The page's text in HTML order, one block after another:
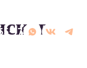
Рассчитать